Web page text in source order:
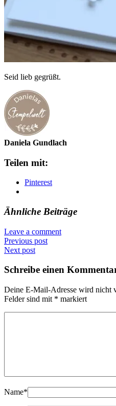
Seid lieb gegrüßt.
Daniela Gundlach
Teilen mit:
Pinterest
Ähnliche Beiträge
Leave a comment
Previous post
Next post
Schreibe einen
Deine E-Mail-Adresse wird nicht
Felder sind mit * markiert
Name*